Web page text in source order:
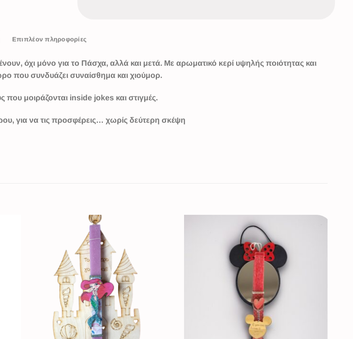
Επιπλέον πληροφορίες
όχι μόνο για το Πάσχα, αλλά και μετά. Με αρωματικό κερί υψηλής ποιότητας και
που συνδυάζει συναίσθημα και χιούμορ.
που μοιράζονται inside jokes και στιγμές.
για να τις προσφέρεις… χωρίς δεύτερη σκέψη